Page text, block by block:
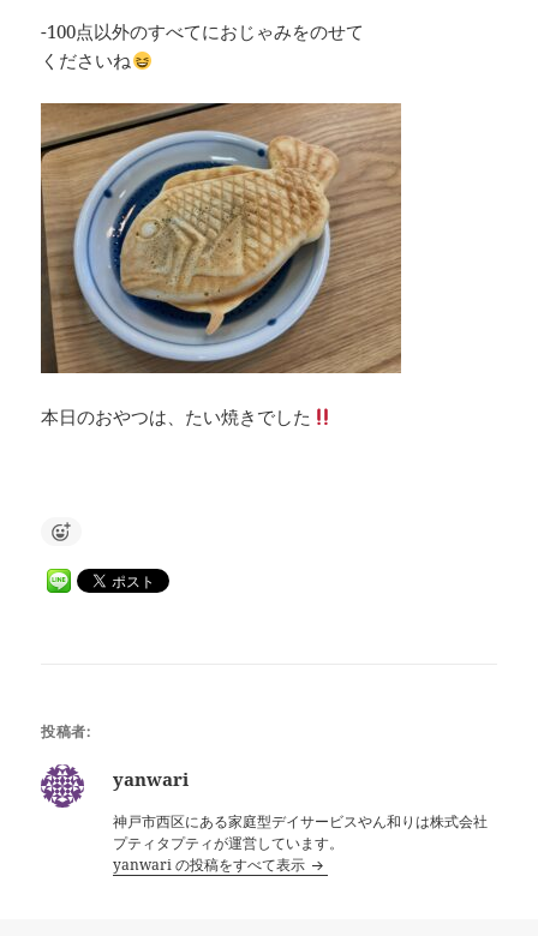
-100点以外のすべてにおじゃみをのせて
くださいね
本日のおやつは、たい焼きでした
投稿者:
yanwari
神戸市西区にある家庭型デイサービスやん和りは株式会社
プティタプティが運営しています。
yanwari の投稿をすべて表示